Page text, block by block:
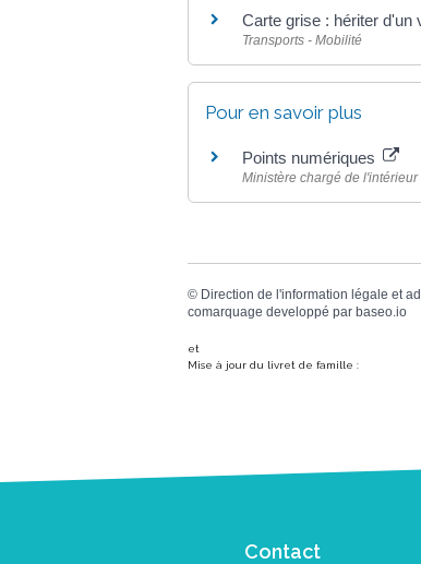
Carte grise : hériter d'un
Transports - Mobilité
Pour en savoir plus
Points numériques
Ministère chargé de l'intérieur
© Direction de l'information légale et
comarquage developpé par baseo.io
et
Mise à jour du livret de famille :
Contact